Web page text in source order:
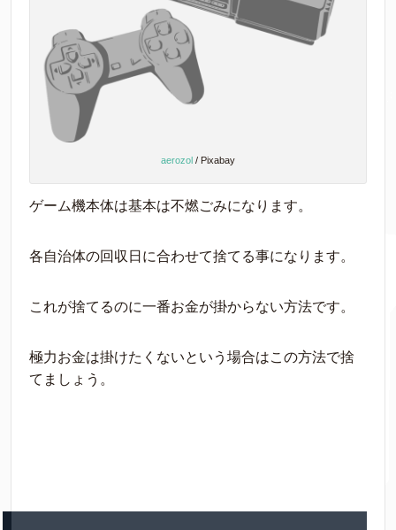
aerozol / Pixabay
ゲーム機本体は基本は不燃ごみになります。
各自治体の回収日に合わせて捨てる事になります。
これが捨てるのに一番お金が掛からない方法です。
極力お金は掛けたくないという場合はこの方法で捨
てましょう。